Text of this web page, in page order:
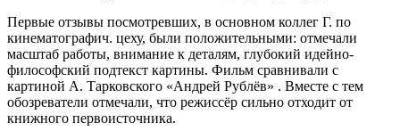
Первые отзывы посмотревших, в основном коллег Г. по
кинематографич. цеху, были положительными: отмечали
масштаб работы, внимание к деталям, глубокий идейно-
философский подтекст картины. Фильм сравнивали с
картиной А. Тарковского «Андрей Рублёв» . Вместе с тем
обозреватели отмечали, что режиссёр сильно отходит от
книжного первоисточника.